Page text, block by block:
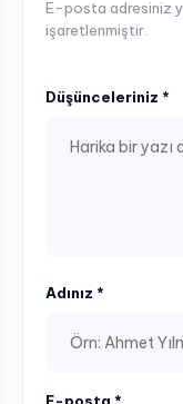
E-posta adresiniz
işaretlenmiştir.
Düşünceleriniz *
Adınız *
E-posta *